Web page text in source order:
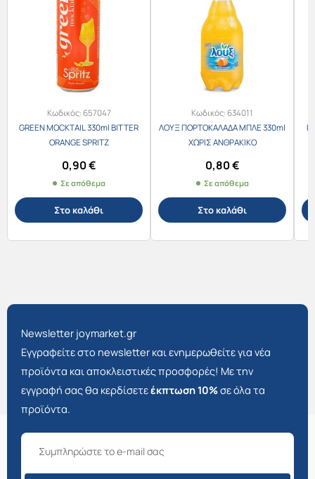
Κωδικός:657047
GREEN MOCKTAIL 330ml BITTER
ORANGE SPRITZ
0,90€
Σε απόθεμα
Στο καλάθι
Κωδικός:634011
ΛΟΥΞ ΠΟΡΤΟΚΑΛΑΔΑ ΜΠΛΕ 330ml
ΧΩΡΙΣ ΑΝΘΡΑΚΙΚΟ
0,80€
Σε απόθεμα
Στο καλάθι
Newsletter joymarket.gr
Εγγραφείτε στο newsletter και ενημερωθείτε για νέα
προϊόντα και αποκλειστικές προσφορές! Με την
εγγραφή σας θα κερδίσετεέκπτωση 10%σε όλα τα
προϊόντα.